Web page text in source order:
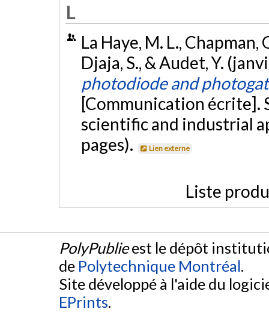
L
La Haye, M. L., Chapman,
Djaja, S., & Audet, Y.
photodiode and
[Communication écrite].
scientific and industrial
pages).
Lien externe
Liste
PolyPublieest le dépôt
de Polytechnique Montréal.
Site développé à l'aide du
EPrints.